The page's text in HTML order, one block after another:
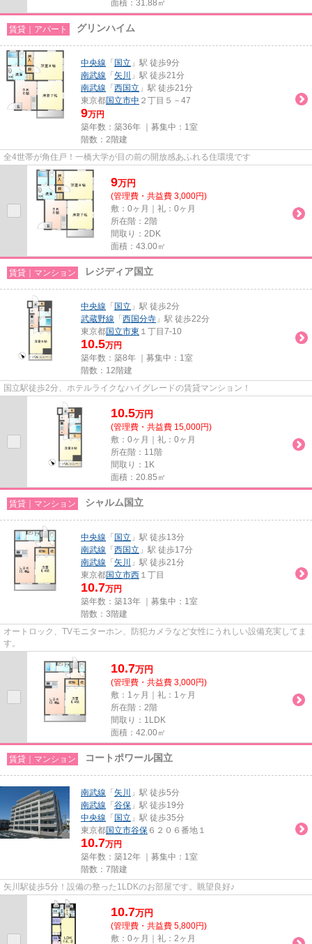
面積：31.88㎡
賃貸｜アパート グリンハイム
中央線 「 国立 」駅 徒歩9分
南武線 「 矢川
」駅 徒歩21分
南武線 「 西国立 」駅 徒歩21分
東京都国立市中 ２丁目５－47
9万円
築年数：築36年 ｜募集中： 1室
階数：2階建
全4世帯が角住戸！一橋大学が目の前の開放感あふれる住環境です
9万円
(管理費・共益費 3,000円)
敷：0ヶ月｜礼：0ヶ月
所在階：2階
間取り：2DK
面積：43.00㎡
賃貸｜マンション レジディア国立
中央線 「 国立 」駅 徒歩2分
武蔵野線 「 西国分寺 」駅 徒歩22分
東京都国立市東 １丁目7-10
10.5万円
築年数：築8年 ｜募集中： 1室
階数：12階建
国立駅徒歩2分、ホテルライクなハイグレードの賃貸マンション！
10.5万円
(管理費・共益費 15,000円)
敷：0ヶ月｜礼：0ヶ月
所在階：11階
間取り：1K
面積：20.85㎡
賃貸｜マンション シャルム国立
中央線 「 国立 」駅 徒歩13分
南武線 「 西国立 」駅 徒歩17分
南武線 「 矢川
」駅 徒歩21分
東京都国立市西 １丁目
10.7万円
築年数：築13年 ｜募集中： 1室
階数：3階建
オートロック、TVモニターホン、防犯カメラなど女性にうれしい設備充実してま
す。
10.7万円
(管理費・共益費 3,000円)
敷：1ヶ月｜礼：1ヶ月
所在階：2階
間取り：1LDK
面積：42.00㎡
賃貸｜マンション コートポワール国立
南武線 「 矢川
」駅 徒歩5分
南武線 「 谷保 」駅 徒歩19分
中央線 「 国立 」駅 徒歩35分
東京都国立市谷保 ６２０６番地１
10.7万円
築年数：築12年 ｜募集中： 1室
階数：7階建
矢川駅徒歩5分！設備の整った1LDKのお部屋です。眺望良好♪
10.7万円
(管理費・共益費 5,800円)
敷：0ヶ月｜礼：2ヶ月